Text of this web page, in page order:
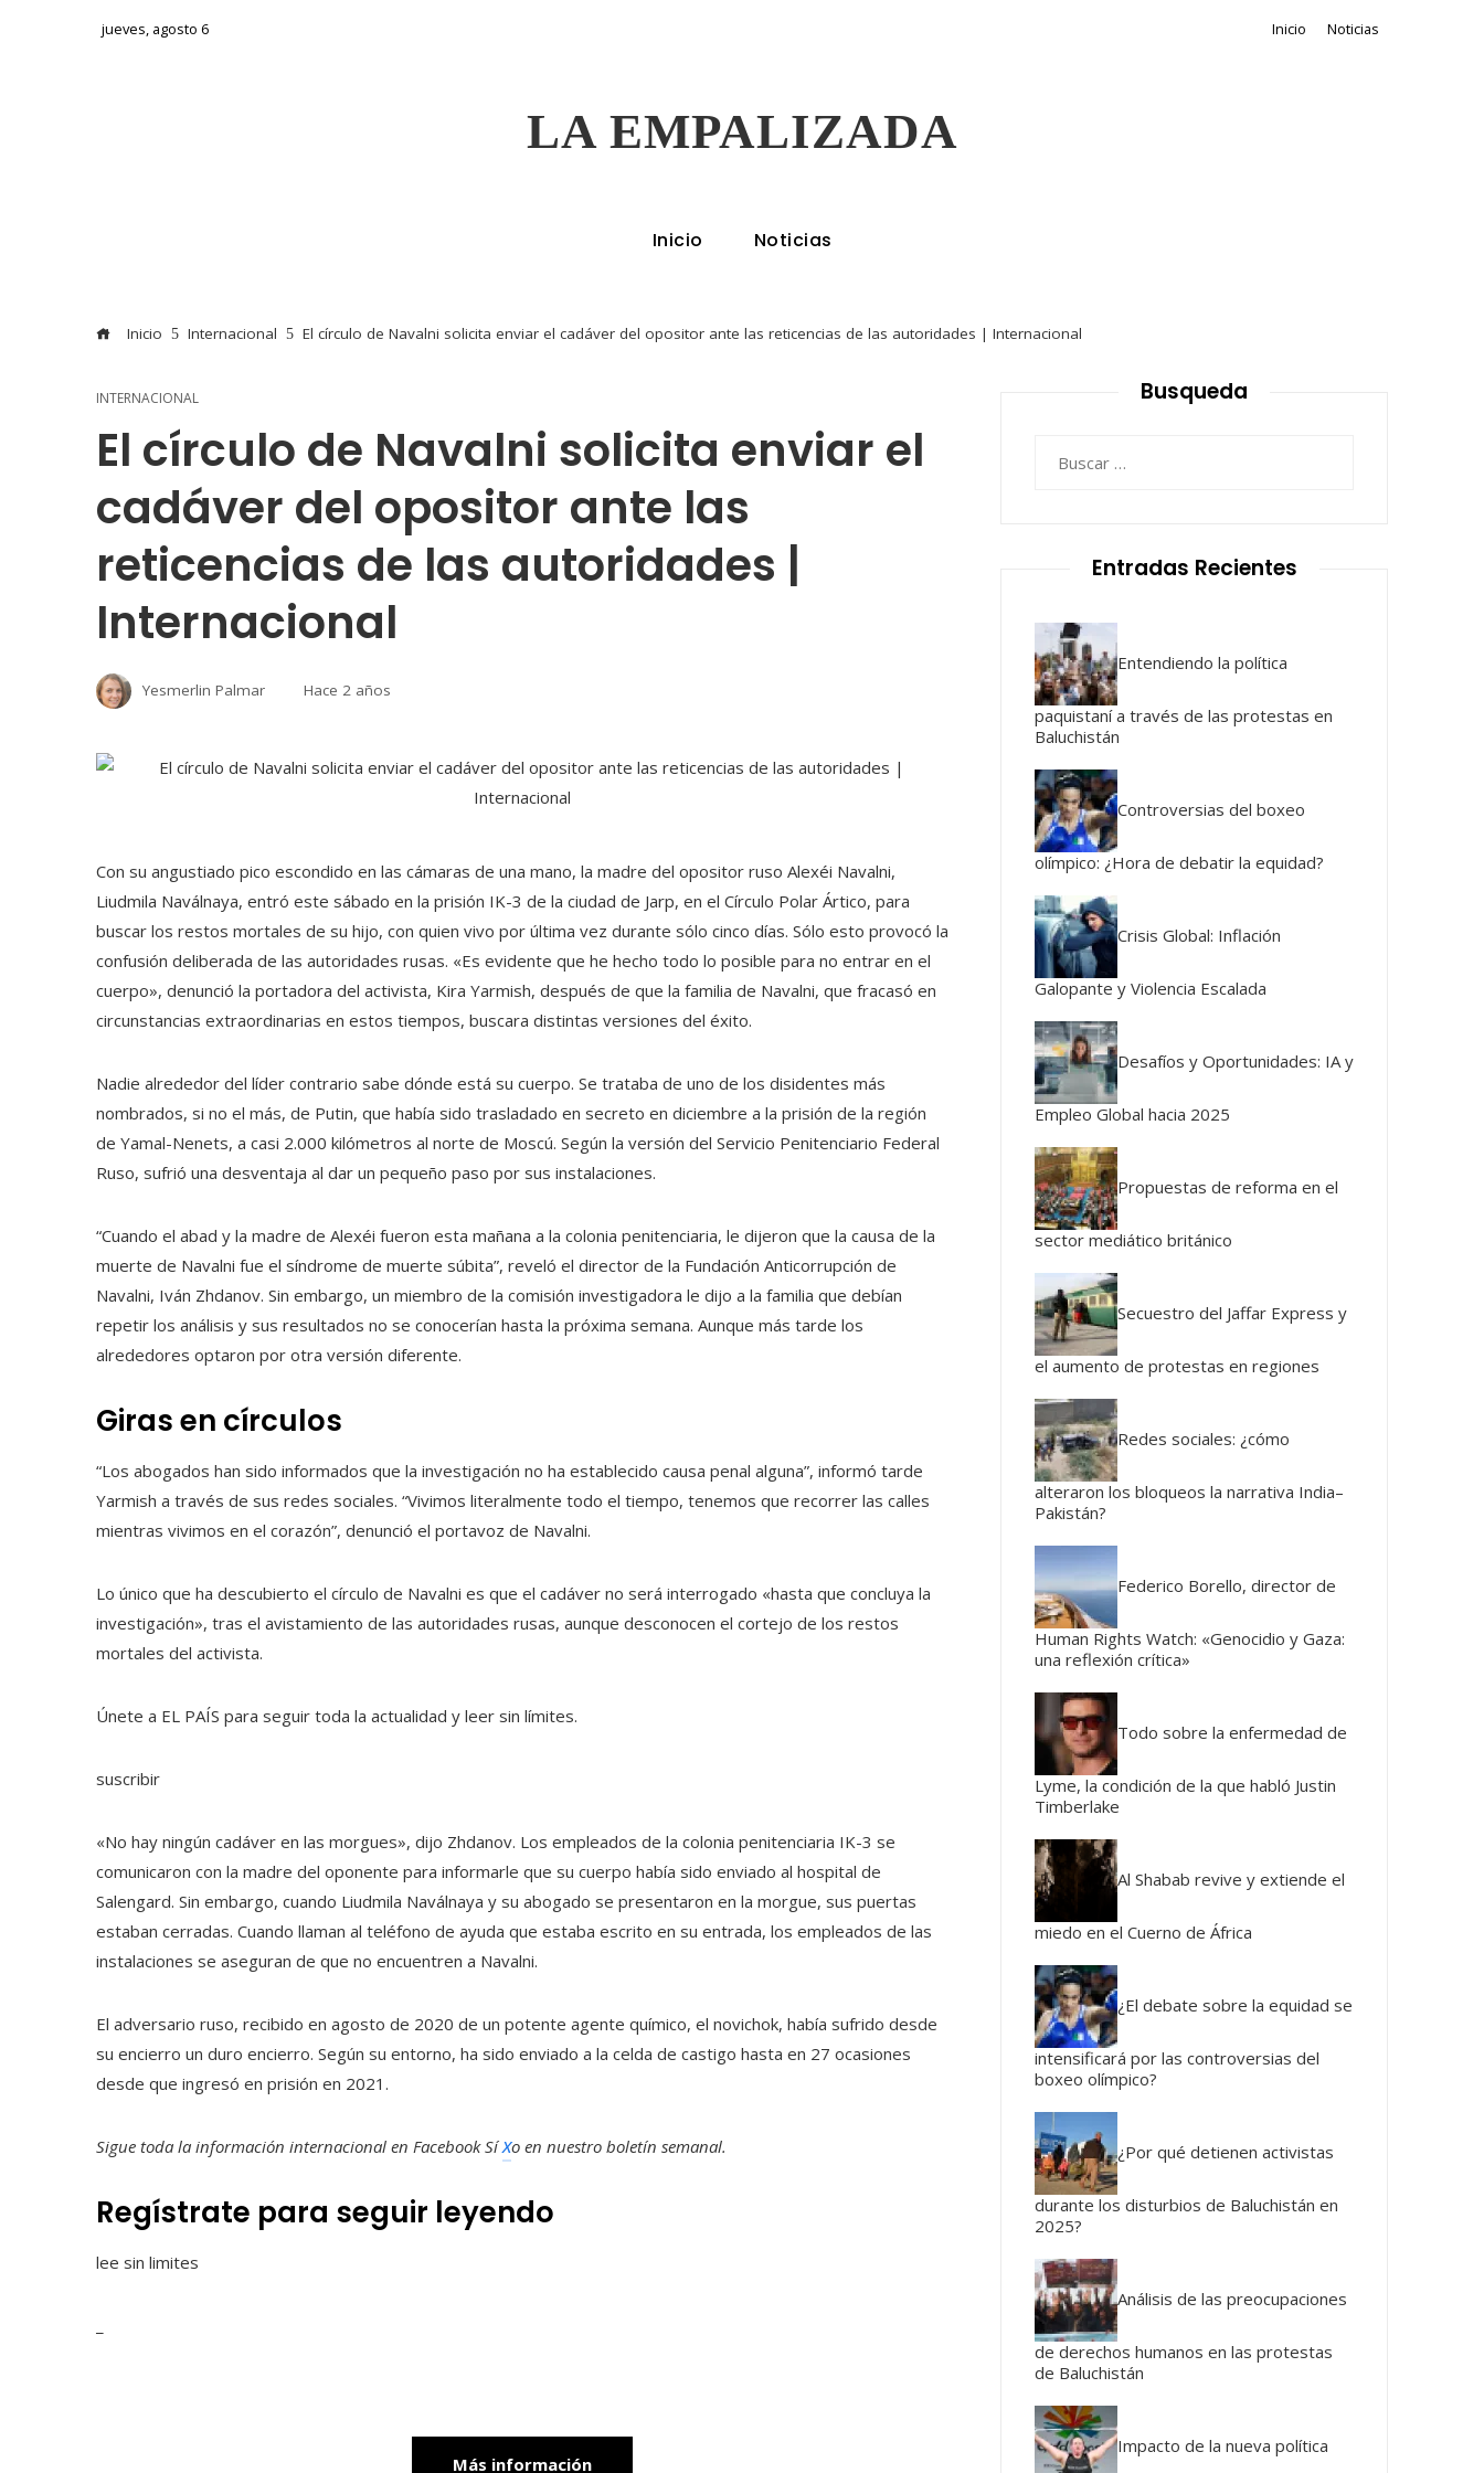
jueves, agosto 6 Inicio Noticias
LA EMPALIZADA
Inicio Noticias
Inicio Internacional El círculo de Navalni solicita enviar el cadáver del opositor ante las reticencias de las autoridades | Internacional
INTERNACIONAL
El círculo de Navalni solicita enviar el
cadáver del opositor ante las
reticencias de las autoridades |
Internacional
Yesmerlin Palmar Hace 2 años
Con su angustiado pico escondido en las cámaras de una mano, la madre del opositor ruso Alexéi Navalni,
Liudmila Naválnaya, entró este sábado en la prisión IK-3 de la ciudad de Jarp, en el Círculo Polar Ártico, para
buscar los restos mortales de su hijo, con quien vivo por última vez durante sólo cinco días. Sólo esto provocó la
confusión deliberada de las autoridades rusas. «Es evidente que he hecho todo lo posible para no entrar en el
cuerpo», denunció la portadora del activista, Kira Yarmish, después de que la familia de Navalni, que fracasó en
circunstancias extraordinarias en estos tiempos, buscara distintas versiones del éxito.
Nadie alrededor del líder contrario sabe dónde está su cuerpo. Se trataba de uno de los disidentes más
nombrados, si no el más, de Putin, que había sido trasladado en secreto en diciembre a la prisión de la región
de Yamal-Nenets, a casi 2.000 kilómetros al norte de Moscú. Según la versión del Servicio Penitenciario Federal
Ruso, sufrió una desventaja al dar un pequeño paso por sus instalaciones.
“Cuando el abad y la madre de Alexéi fueron esta mañana a la colonia penitenciaria, le dijeron que la causa de la
muerte de Navalni fue el síndrome de muerte súbita”, reveló el director de la Fundación Anticorrupción de
Navalni, Iván Zhdanov. Sin embargo, un miembro de la comisión investigadora le dijo a la familia que debían
repetir los análisis y sus resultados no se conocerían hasta la próxima semana. Aunque más tarde los
alrededores optaron por otra versión diferente.
Giras en círculos
“Los abogados han sido informados que la investigación no ha establecido causa penal alguna”, informó tarde
Yarmish a través de sus redes sociales. “Vivimos literalmente todo el tiempo, tenemos que recorrer las calles
mientras vivimos en el corazón”, denunció el portavoz de Navalni.
Lo único que ha descubierto el círculo de Navalni es que el cadáver no será interrogado «hasta que concluya la
investigación», tras el avistamiento de las autoridades rusas, aunque desconocen el cortejo de los restos
mortales del activista.
Únete a EL PAÍS para seguir toda la actualidad y leer sin límites.
suscribir
«No hay ningún cadáver en las morgues», dijo Zhdanov. Los empleados de la colonia penitenciaria IK-3 se
comunicaron con la madre del oponente para informarle que su cuerpo había sido enviado al hospital de
Salengard. Sin embargo, cuando Liudmila Naválnaya y su abogado se presentaron en la morgue, sus puertas
estaban cerradas. Cuando llaman al teléfono de ayuda que estaba escrito en su entrada, los empleados de las
instalaciones se aseguran de que no encuentren a Navalni.
El adversario ruso, recibido en agosto de 2020 de un potente agente químico, el novichok, había sufrido desde
su encierro un duro encierro. Según su entorno, ha sido enviado a la celda de castigo hasta en 27 ocasiones
desde que ingresó en prisión en 2021.
Sigue toda la información internacional en FacebookSíXo en nuestro boletín semanal.
Regístrate para seguir leyendo
lee sin limites
Más información
Busqueda
Entradas Recientes
Entendiendo la política
paquistaní a través de las protestas en
Baluchistán
Controversias del boxeo
olímpico: ¿Hora de debatir la equidad?
Crisis Global: Inflación
Galopante y Violencia Escalada
Desafíos y Oportunidades: IA y
Empleo Global hacia 2025
Propuestas de reforma en el
sector mediático británico
Secuestro del Jaffar Express y
el aumento de protestas en regiones
Redes sociales: ¿cómo
alteraron los bloqueos la narrativa India–
Pakistán?
Federico Borello, director de
Human Rights Watch: «Genocidio y Gaza:
una reflexión crítica»
Todo sobre la enfermedad de
Lyme, la condición de la que habló Justin
Timberlake
Al Shabab revive y extiende el
miedo en el Cuerno de África
¿El debate sobre la equidad se
intensificará por las controversias del
boxeo olímpico?
¿Por qué detienen activistas
durante los disturbios de Baluchistán en
2025?
Análisis de las preocupaciones
de derechos humanos en las protestas
de Baluchistán
Impacto de la nueva política